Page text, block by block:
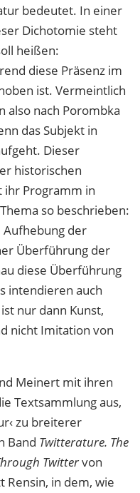
bedeutet. In einer
Dichotomie steht
heißen:
diese Präsenz im
ist. Vermeintlich
also nach Porombka
das Subjekt in
Dieser
historischen
ihr Programm in
so beschrieben:
Aufhebung der
Überführung der
diese Überführung
intendieren auch
nur dann Kunst,
nicht Imitation von
Meinert mit ihren
Textsammlung aus,
zu breiterer
Band Twitterature. The
Twittervon
Rensin, in dem, wie